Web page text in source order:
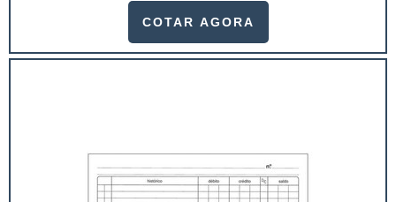
produto.A busca por empresas sérias para adquirir esse
podem assegurar aos clientes características pontuais
COTAR AGORA